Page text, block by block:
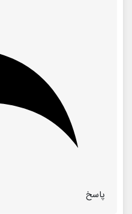
پاسخ